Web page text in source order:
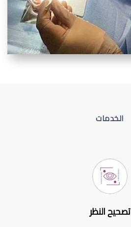
الخدمات
تصحيح النظر